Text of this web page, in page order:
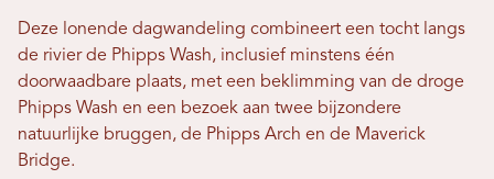
Deze lonende dagwandeling combineert een tocht langs
de rivier de Phipps Wash, inclusief minstens één
doorwaadbare plaats, met een beklimming van de droge
Phipps Wash en een bezoek aan twee bijzondere
natuurlijke bruggen, de Phipps Arch en de Maverick
Bridge.